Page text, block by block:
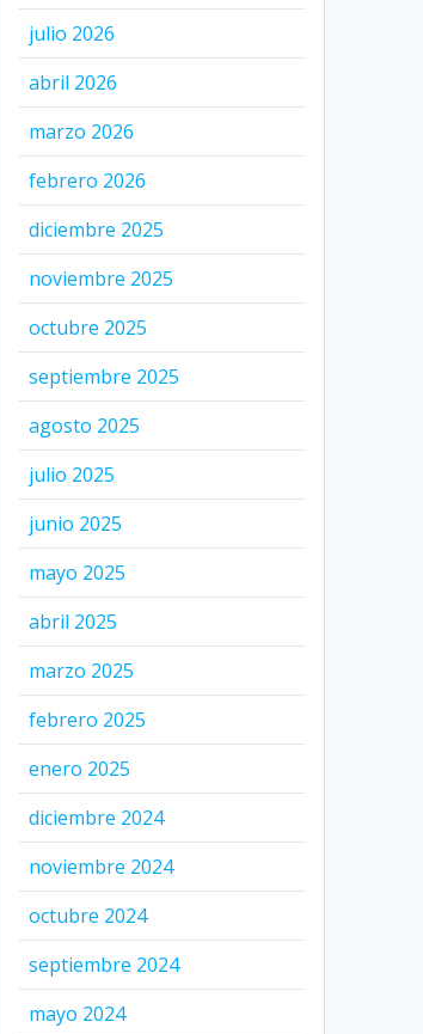
julio 2026
abril 2026
marzo 2026
febrero 2026
diciembre 2025
noviembre 2025
octubre 2025
septiembre 2025
agosto 2025
julio 2025
junio 2025
mayo 2025
abril 2025
marzo 2025
febrero 2025
enero 2025
diciembre 2024
noviembre 2024
octubre 2024
septiembre 2024
mayo 2024